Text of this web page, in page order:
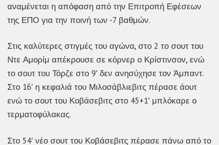
αναμένεται η απόφαση από την Επιτροπή Εφέσεων
της ΕΠΟ για την ποινή των -7 βαθμών.
Στις καλύτερες στιγμές του αγώνα, στο 2 το σουτ του
Ντε Αμορίμ απέκρουσε σε κόρνερ ο Κρίστινσον, ενώ
το σουτ του Τόρζε στο 9′ δεν ανησύχησε τον Άμπαντ.
Στο 16′ η κεφαλιά του Μιλοσάβλιεβιτς πέρασε άουτ
ενώ το σουτ του Κοβάσεβιτς στο 45+1′ μπλόκαρε ο
τερματοφύλακας.
Στο 54′ νέο σουτ του Κοβάσεβιτς πέρασε πάνω από το